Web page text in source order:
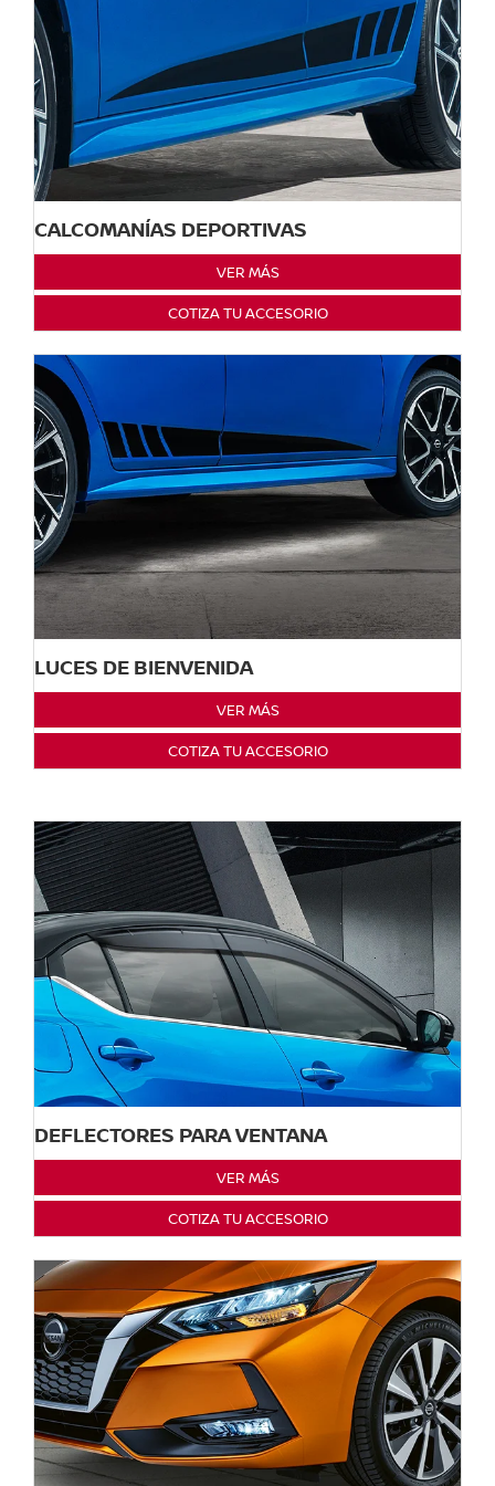
CALCOMANÍAS DEPORTIVAS
VER MÁS
COTIZA TU ACCESORIO
LUCES DE BIENVENIDA
VER MÁS
COTIZA TU ACCESORIO
DEFLECTORES PARA VENTANA
VER MÁS
COTIZA TU ACCESORIO